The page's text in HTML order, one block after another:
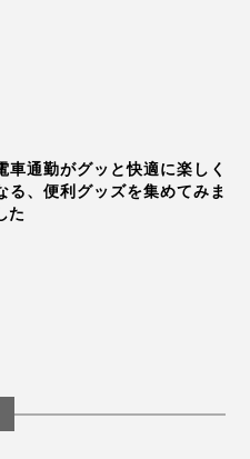
当りがやさしい、100％リ
。
ホルダーと、太めのポリエ
プロ』があれば、あなた
ードを使う場面でも、流
。
ースを持ち歩いていた時
かに紛れたり、カードを
でしょっちゅうモタつい
ルダーに替えてからは、
車通勤がグッと快適に楽しく
る、便利グッズを集めてみま
た